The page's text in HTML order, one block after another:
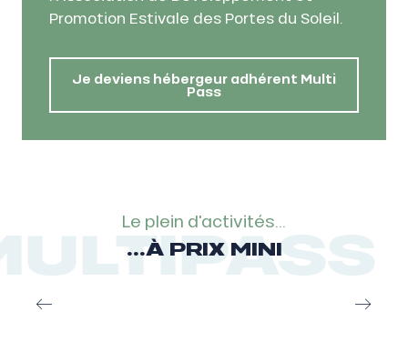
Promotion Estivale des Portes du Soleil.
Je deviens hébergeur adhérent Multi
Pass
Le plein d'activités...
...À PRIX MINI
Multi Pass, toutes les activités à réduction